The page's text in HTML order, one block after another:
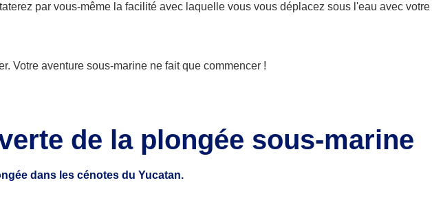
par vous-même la facilité avec laquelle vous vous déplacez sous l'eau avec votre
Votre aventure sous-marine ne fait que commencer !
de la plongée sous-marine
dans les cénotes du Yucatan.